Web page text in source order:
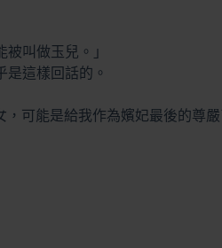
叫做玉兒。」
這樣回話的。
，可能是給我作為嬪妃最後的尊